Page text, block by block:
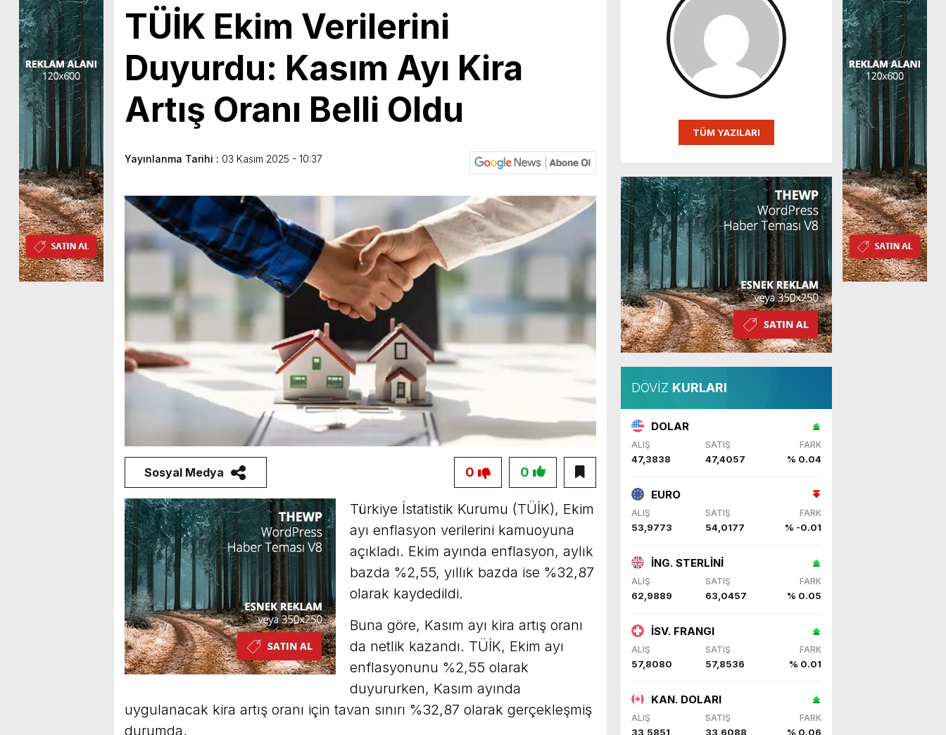
TÜİK Ekim Verilerini
Duyurdu: Kasım Ayı Kira
Artış Oranı Belli Oldu
Yayınlanma Tarihi : 03 Kasım 2025 - 10:37
Sosyal Medya 0
0
Türkiye İstatistik Kurumu (TÜİK), Ekim
ayı enflasyon verilerini kamuoyuna
açıkladı. Ekim ayında enflasyon, aylık
bazda %2,55, yıllık bazda ise %32,87
olarak kaydedildi.
Buna göre, Kasım ayı kira artış oranı
da netlik kazandı. TÜİK, Ekim ayı
enflasyonunu %2,55 olarak
duyururken, Kasım ayında
uygulanacak kira artış oranı için tavan sınırı %32,87 olarak gerçekleşmiş
durumda.
TÜM YAZILARI
DÖVİZ KURLARI
DOLAR
ALIŞ SATIŞ FARK
47,3838 47,4057 % 0.04
EURO
ALIŞ SATIŞ FARK
53,9773 54,0177 % -0.01
İNG. STERLİNİ
ALIŞ SATIŞ FARK
62,9889 63,0457 % 0.05
İSV. FRANGI
ALIŞ SATIŞ FARK
57,8080 57,8536 % 0.01
KAN. DOLARI
ALIŞ SATIŞ FARK
33,5851 33,6088 % 0.06